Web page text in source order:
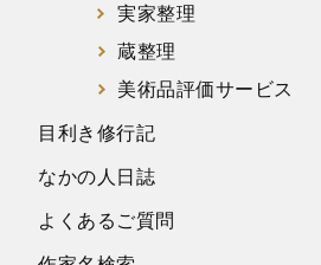
実家整理
蔵整理
美術品評価サービス
目利き修行記
なかの人日誌
よくあるご質問